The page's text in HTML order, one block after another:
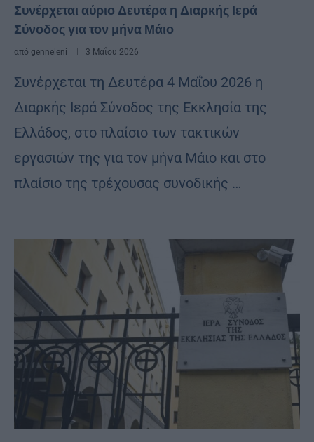
Συνέρχεται αύριο Δευτέρα η Διαρκής Ιερά
Σύνοδος για τον μήνα Μάιο
από genneleni 3 Μαΐου 2026
Συνέρχεται τη Δευτέρα 4 Μαΐου 2026 η
Διαρκής Ιερά Σύνοδος της Εκκλησία της
Ελλάδος, στο πλαίσιο των τακτικών
εργασιών της για τον μήνα Μάιο και στο
πλαίσιο της τρέχουσας συνοδικής …